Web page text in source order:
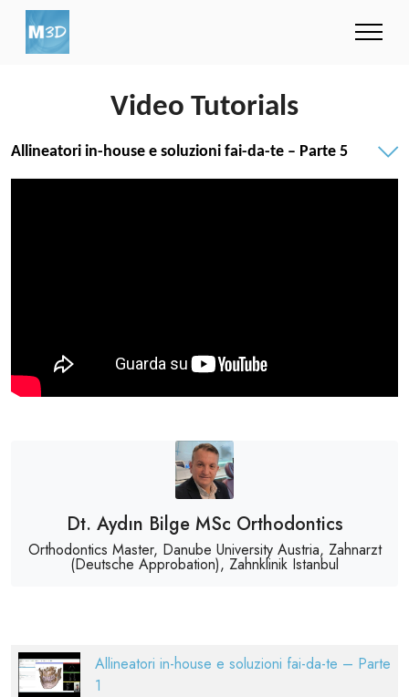
Video Tutorials
Allineatori in-house e soluzioni fai-da-te – Parte 5
Dt. Aydın Bilge MSc Orthodontics
Orthodontics Master, Danube University Austria, Zahnarzt
(Deutsche Approbation), Zahnklinik Istanbul
Allineatori in-house e soluzioni fai-da-te – Parte
1